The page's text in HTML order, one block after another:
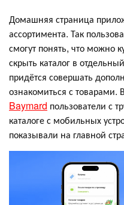
Домашняя страница
ассортимента. Так
смогут понять, что можно
скрыть каталог в
придётся совершать
ознакомиться с товарами. В
Baymard пользователи с
каталоге с мобильных
показывали на главной